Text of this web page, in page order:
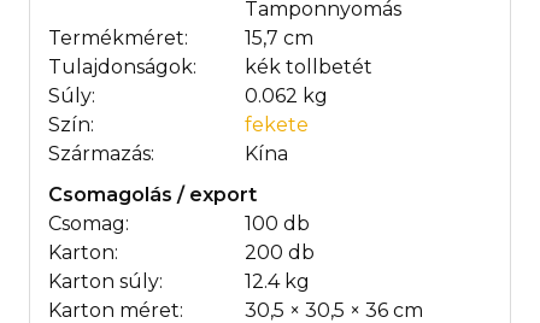
Tamponnyomás
Termékméret:
15,7 cm
Tulajdonságok:
kék tollbetét
Súly:
0.062 kg
Szín:
fekete
Származás:
Kína
Csomagolás / export
Csomag:
100 db
Karton:
200 db
Karton súly:
12.4 kg
Karton méret:
30,5 × 30,5 × 36 cm